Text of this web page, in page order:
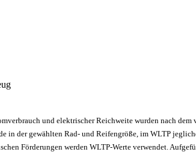
und elektrischer Reichweite wurden nach
der gewählten Rad- und Reifengröße, im WLTP
Förderungen werden WLTP-Werte verwendet.